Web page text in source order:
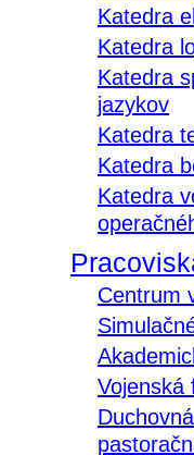
Katedra
Katedra
Katedra
jazykov
Katedra
Katedra
Katedra
Centrum
Vojenská